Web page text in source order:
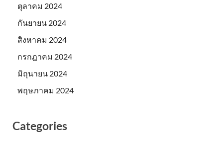
ตุลาคม 2024
กันยายน 2024
สิงหาคม 2024
กรกฎาคม 2024
มิถุนายน 2024
พฤษภาคม 2024
Categories